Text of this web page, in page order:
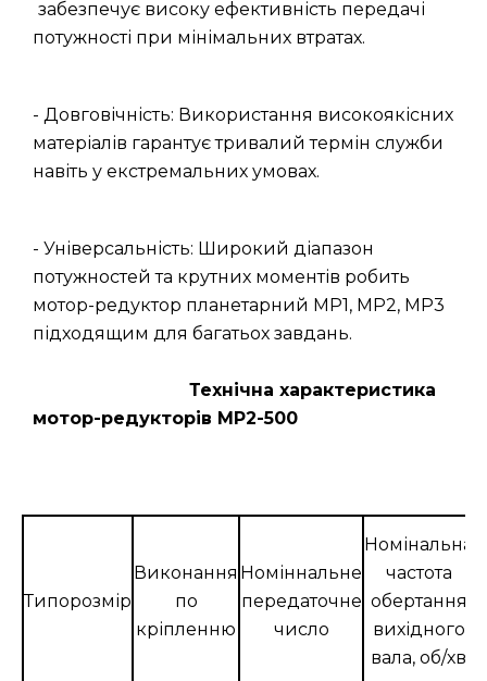
забезпечує високу ефективність передачі
потужності при мінімальних втратах.
- Довговічність: Використання високоякісних
матеріалів гарантує тривалий термін служби
навіть у екстремальних умовах.
- Універсальність: Широкий діапазон
потужностей та крутних моментів робить
мотор-редуктор планетарний МР1, МР2, МР3
підходящим для багатьох завдань.
Технічна характеристика
мотор-редукторів МР2-500
Типорозмір
Виконання
по
кріпленню
Номіннальне
передаточне
число
Номінальна
частота
обертання
вихідного
вала, об/хв